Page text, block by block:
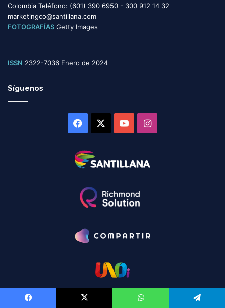
Colombia Teléfono: (601) 390 6950 - 300 912 14 32
marketingco@santillana.com
FOTOGRAFÍAS Getty Images
ISSN 2322-7036 Enero de 2024
Síguenos
Facebook YouTubeInstagram